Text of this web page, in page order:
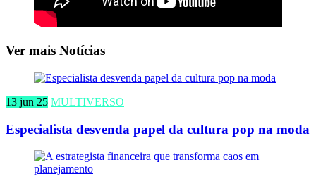
Ver mais Notícias
13 jun 25 MULTIVERSO
Especialista desvenda papel da cultura pop na moda